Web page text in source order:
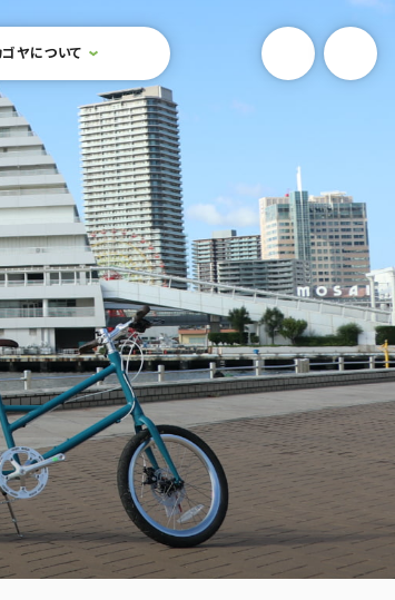
ヤについて 検索フォームを開閉する YouTube